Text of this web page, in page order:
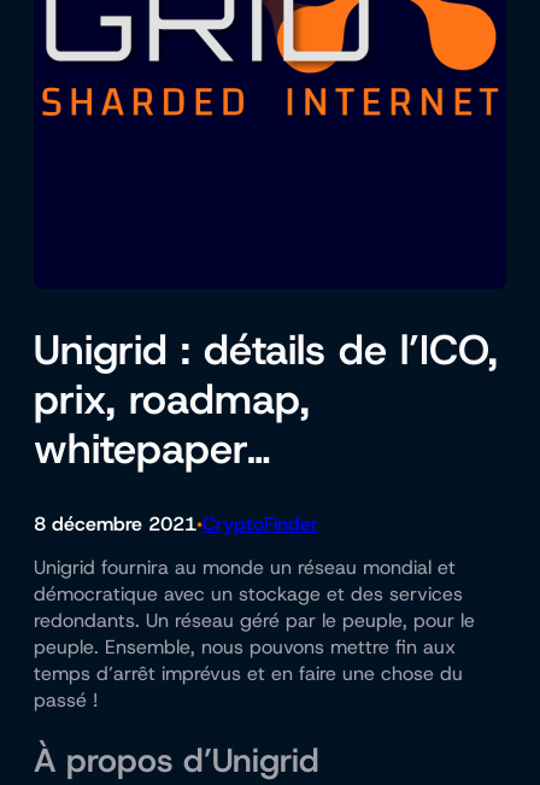
Unigrid : détails de l’ICO,
prix, roadmap,
whitepaper…
8 décembre 2021•CryptoFinder
Unigrid fournira au monde un réseau mondial et
démocratique avec un stockage et des services
redondants. Un réseau géré par le peuple, pour le
peuple. Ensemble, nous pouvons mettre fin aux
temps d’arrêt imprévus et en faire une chose du
passé !
À propos d’Unigrid